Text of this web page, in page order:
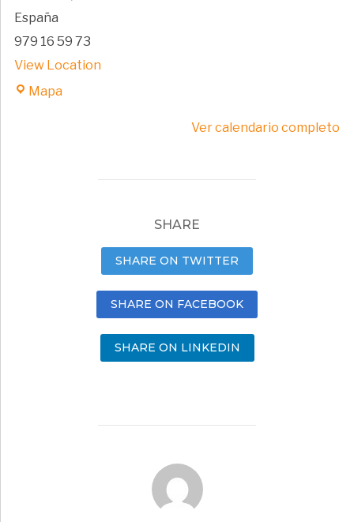
España
979 16 59 73
View Location
MapaAlbergue
Ver calendario completo
SHARE
SHARE ON TWITTER
SHARE ON FACEBOOK
SHARE ON LINKEDIN